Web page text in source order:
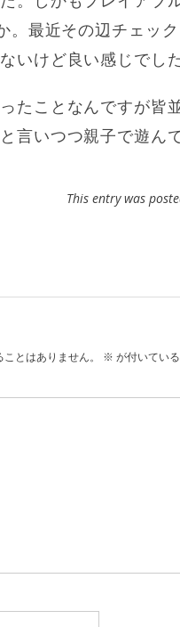
。最近その辺チェッ
いけど良い感じでした
たことなんですが皆
言いつつ親子で遊ん
This entry was
とはありません。
※ が付いてい